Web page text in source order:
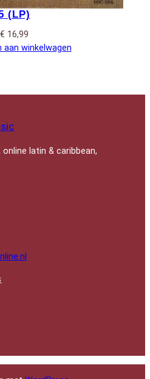
(LP)
€ 16,99
aan winkelwagen
latin & caribbean,